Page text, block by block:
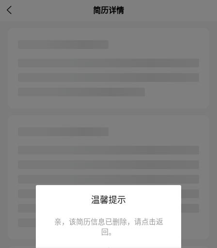
 简历详情
温馨提示
亲，该简历信息已删除，请点击返
回。